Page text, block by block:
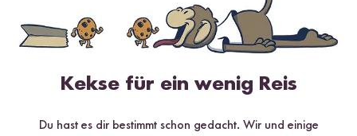
Kekse für ein wenig Reis
Du hast es dir bestimmt schon gedacht. Wir und einige